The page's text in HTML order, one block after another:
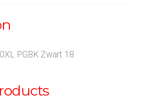
PGBK Zwart 18